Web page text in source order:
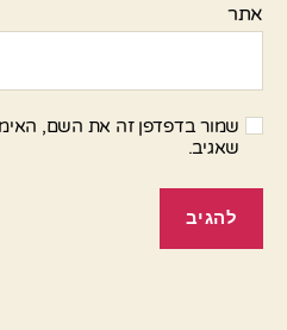
אתר
שמור בדפדפן זה את השם,
שאגיב.